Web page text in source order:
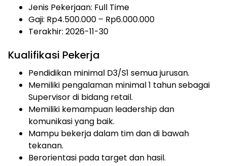
Jenis Pekerjaan: Full Time
Gaji: Rp4.500.000 – Rp6.000.000
Terakhir: 2026-11-30
Kualifikasi Pekerja
Pendidikan minimal D3/S1 semua jurusan.
Memiliki pengalaman minimal 1 tahun sebagai
Supervisor di bidang retail.
Memiliki kemampuan leadership dan
komunikasi yang baik.
Mampu bekerja dalam tim dan di bawah
tekanan.
Berorientasi pada target dan hasil.